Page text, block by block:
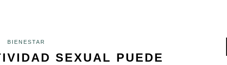
BIENESTAR
SEXUAL PUEDE